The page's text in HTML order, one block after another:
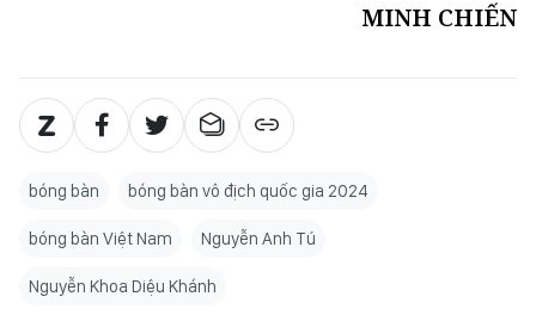
MINH CHIẾN
bóng bàn bóng bàn vô địch quốc gia 2024
bóng bàn Việt Nam Nguyễn Anh Tú
Nguyễn Khoa Diệu Khánh